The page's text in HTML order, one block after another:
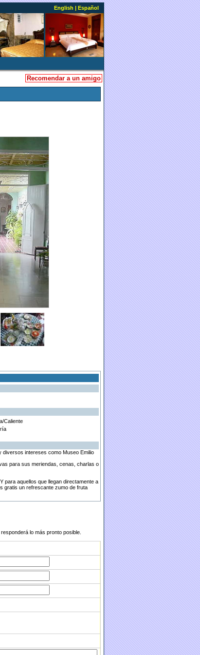
English | Español
Recomendar a un amigo
Caliente
intereses como Museo Emilio
para sus meriendas, cenas, charlas o
para aquellos que llegan directamente a
gratis un refrescante zumo de fruta
lo más pronto posible.